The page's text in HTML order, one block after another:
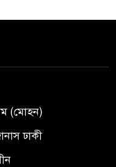
(মোহন)
ঢাকী